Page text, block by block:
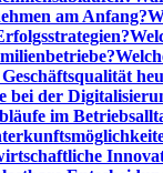
am Anfang?
bei der
im